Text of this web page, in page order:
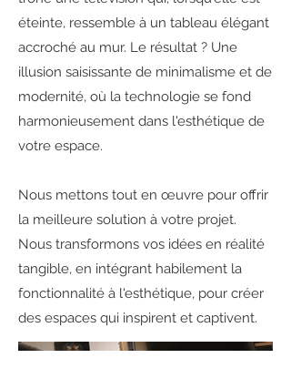
éteinte, ressemble à un tableau élégant
accroché au mur. Le résultat ? Une
illusion saisissante de minimalisme et de
modernité, où la technologie se fond
harmonieusement dans l'esthétique de
votre espace.
Nous mettons tout en œuvre pour offrir
la meilleure solution à votre projet.
Nous transformons vos idées en réalité
tangible, en intégrant habilement la
fonctionnalité à l'esthétique, pour créer
des espaces qui inspirent et captivent.